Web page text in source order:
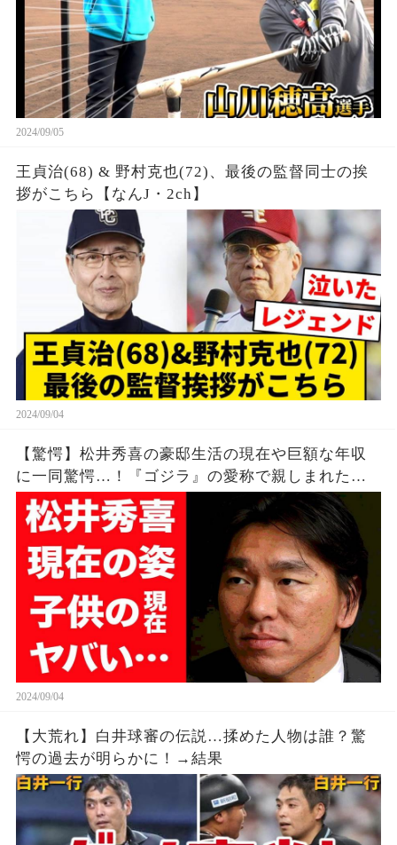
2024/09/05
王貞治(68) & 野村克也(72)、最後の監督同士の挨
拶がこちら【なんJ・2ch】
2024/09/04
【驚愕】松井秀喜の豪邸生活の現在や巨額な年収
に一同驚愕…！『ゴジラ』の愛称で親しまれた野
球選手の妻や子供の現在に驚きを隠せない…！
2024/09/04
【大荒れ】白井球審の伝説…揉めた人物は誰？驚
愕の過去が明らかに！→結果